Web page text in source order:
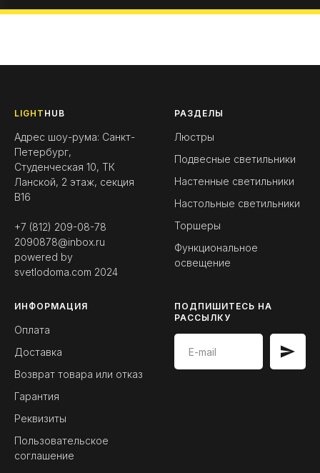
LIGHT HUB
Адрес шоу-рума: Санкт-
Петербург,
Студенческая 10, ТК
Ланской, 2 этаж, секция
B16
+7 (812) 209-08-78
2090878@inbox.ru
powered by
svetlodoma.com 2024
РАЗДЕЛЫ
Люстры
Подвесные светильники
Настенные светильники
Настольные светильники
Торшеры
Функциональное
освещение
ИНФОРМАЦИЯ
Оплата
Доставка
Возврат товара или отказ
Гарантия
Реквизиты
Пользовательское
соглашение
ПОДПИШИТЕСЬ НА
РАССЫЛКУ